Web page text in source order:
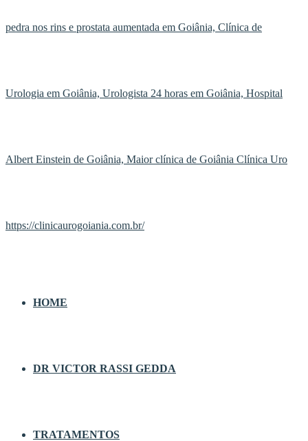
HOME
DR VICTOR RASSI GEDDA
TRATAMENTOS